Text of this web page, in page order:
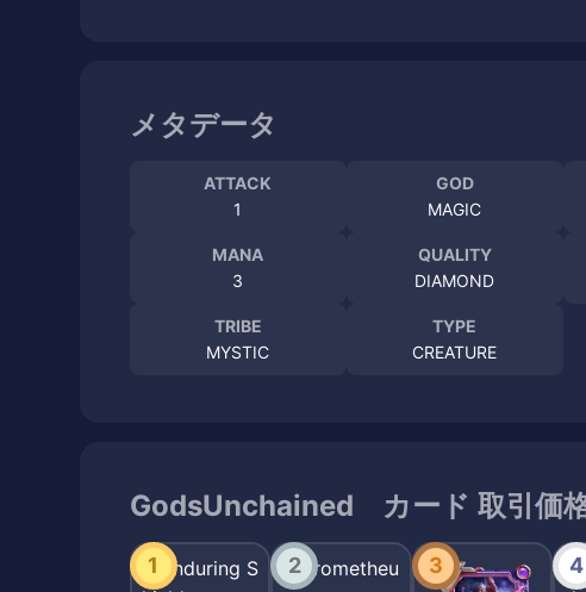
メタデータ
ATTACK
1
GOD
MAGIC
MANA
3
QUALITY
DIAMOND
TRIBE
MYSTIC
TYPE
CREATURE
GodsUnchained カード 取引価
1 2 3 4